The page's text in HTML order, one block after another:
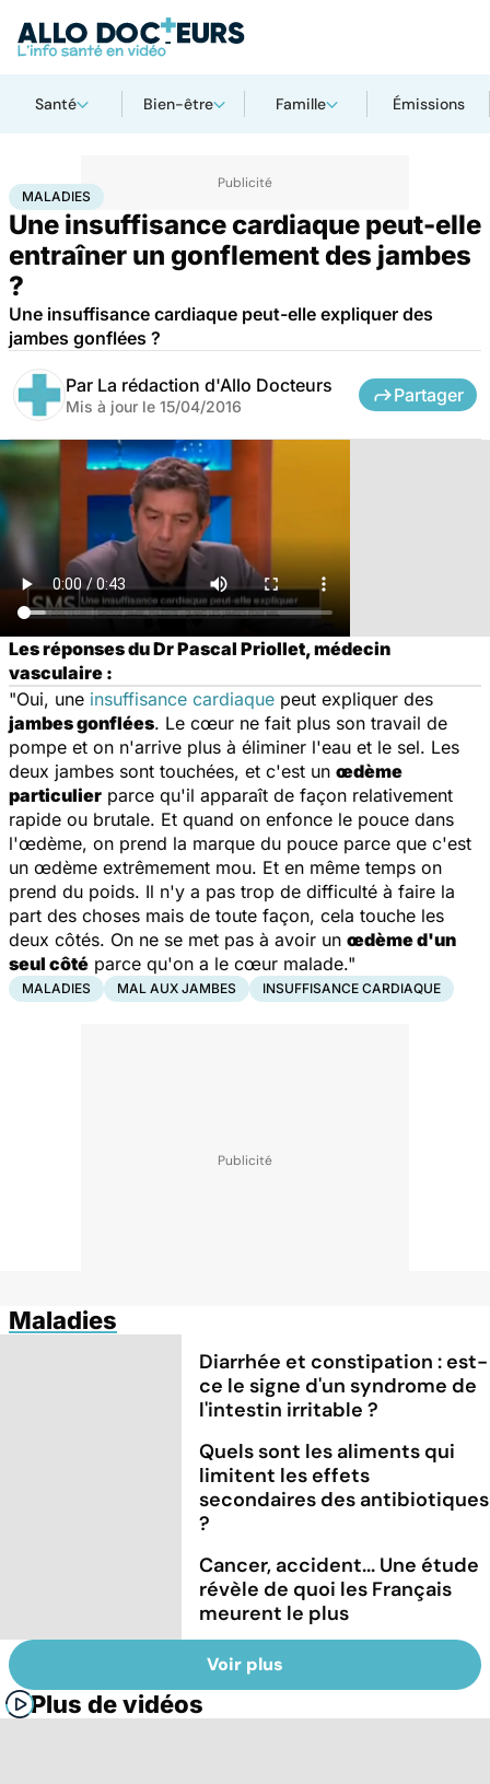
Santé Bien-être Famille Émissions
AccueilSanté Maladies
MALADIES
Une insuffisance cardiaque peut-elle
entraîner un gonflement des jambes
?
Une insuffisance cardiaque peut-elle expliquer des
jambes gonflées ?
Par La rédaction d'Allo Docteurs
Mis à jour le 15/04/2016
Partager
Les réponses du Dr Pascal Priollet, médecin
vasculaire :
"Oui, une insuffisance cardiaque peut expliquer des
jambes gonflées. Le cœur ne fait plus son travail de
pompe et on n'arrive plus à éliminer l'eau et le sel. Les
deux jambes sont touchées, et c'est un œdème
particulier parce qu'il apparaît de façon relativement
rapide ou brutale. Et quand on enfonce le pouce dans
l'œdème, on prend la marque du pouce parce que c'est
un œdème extrêmement mou. Et en même temps on
prend du poids. Il n'y a pas trop de difficulté à faire la
part des choses mais de toute façon, cela touche les
deux côtés. On ne se met pas à avoir un œdème d'un
seul côté parce qu'on a le cœur malade."
MALADIES MAL AUX JAMBES INSUFFISANCE CARDIAQUE
Maladies
Diarrhée et constipation : est-
ce le signe d'un syndrome de
l'intestin irritable ?
Quels sont les aliments qui
limitent les effets
secondaires des antibiotiques
?
Cancer, accident... Une étude
révèle de quoi les Français
meurent le plus
Voir plus
Plus de vidéos